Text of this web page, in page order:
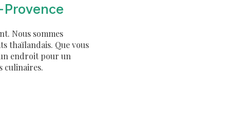
Nous sommes
thaïlandais. Que vous
endroit pour un
culinaires.